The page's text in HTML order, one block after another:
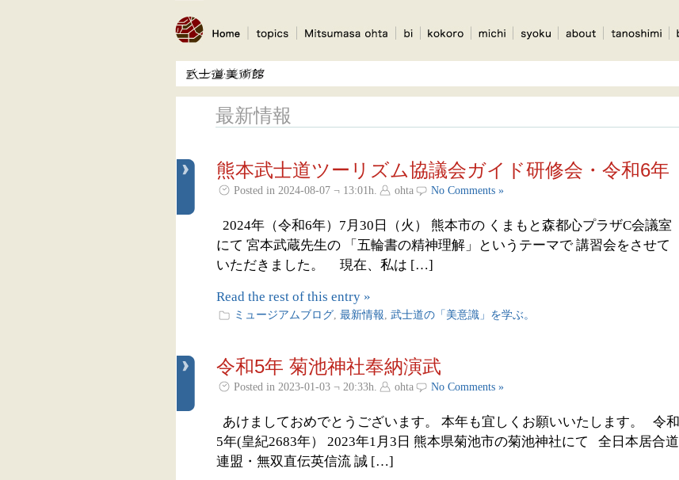
最新情報
熊本武士道ツーリズム協議会ガイド研修会・令和6年
Posted in 2024-08-07 ¬ 13:01h. ohta No Comments »
2024年（令和6年）7月30日（火） 熊本市の くまもと森都心プラザC会議室
にて 宮本武蔵先生の 「五輪書の精神理解」というテーマで 講習会をさせて
いただきました。 現在、私は […]
Read the rest of this entry »
ミュージアムブログ, 最新情報, 武士道の「美意識」を学ぶ。
令和5年 菊池神社奉納演武
Posted in 2023-01-03 ¬ 20:33h. ohta No Comments »
あけましておめでとうございます。 本年も宜しくお願いいたします。 令和
5年(皇紀2683年） 2023年1月3日 熊本県菊池市の菊池神社にて 全日本居合道
連盟・無双直伝英信流 誠 […]